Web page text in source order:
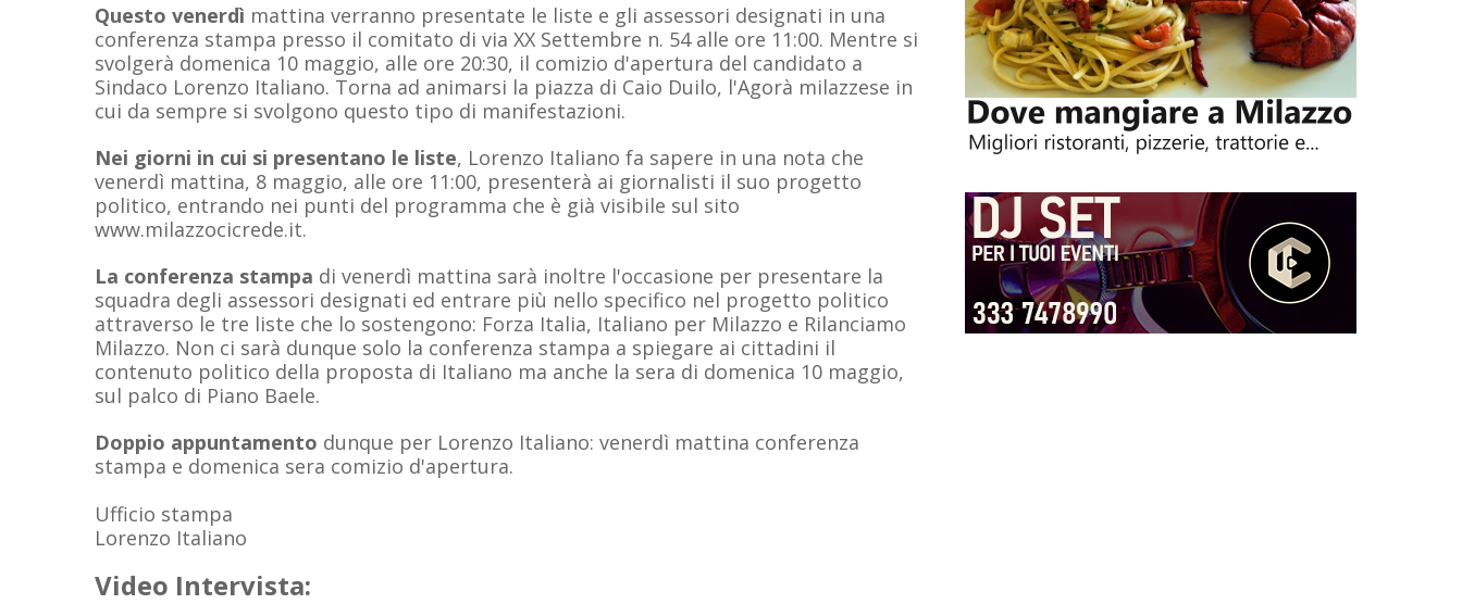
Questo venerdì mattina verranno presentate le liste e gli assessori designati in una
conferenza stampa presso il comitato di via XX Settembre n. 54 alle ore 11:00. Mentre si
svolgerà domenica 10 maggio, alle ore 20:30, il comizio d'apertura del candidato a
Sindaco Lorenzo Italiano. Torna ad animarsi la piazza di Caio Duilo, l'Agorà milazzese in
cui da sempre si svolgono questo tipo di manifestazioni.
Nei giorni in cui si presentano le liste, Lorenzo Italiano fa sapere in una nota che
venerdì mattina, 8 maggio, alle ore 11:00, presenterà ai giornalisti il suo progetto
politico, entrando nei punti del programma che è già visibile sul sito
www.milazzocicrede.it.
La conferenza stampa di venerdì mattina sarà inoltre l'occasione per presentare la
squadra degli assessori designati ed entrare più nello specifico nel progetto politico
attraverso le tre liste che lo sostengono: Forza Italia, Italiano per Milazzo e Rilanciamo
Milazzo. Non ci sarà dunque solo la conferenza stampa a spiegare ai cittadini il
contenuto politico della proposta di Italiano ma anche la sera di domenica 10 maggio,
sul palco di Piano Baele.
Doppio appuntamento dunque per Lorenzo Italiano: venerdì mattina conferenza
stampa e domenica sera comizio d'apertura.
Ufficio stampa
Lorenzo Italiano
Video Intervista: